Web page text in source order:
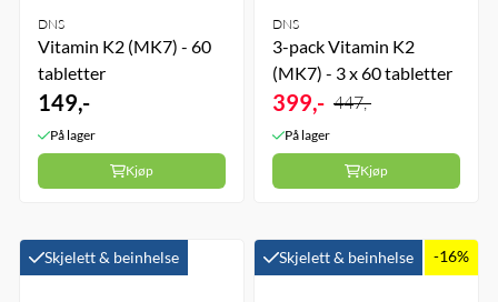
DNS
Vitamin K2 (MK7) - 60
tabletter
149,-
På lager
Kjøp
DNS
3-pack Vitamin K2
(MK7) - 3 x 60 tabletter
399,- 447,-
På lager
Kjøp
Skjelett & beinhelse Skjelett & beinhelse -16%